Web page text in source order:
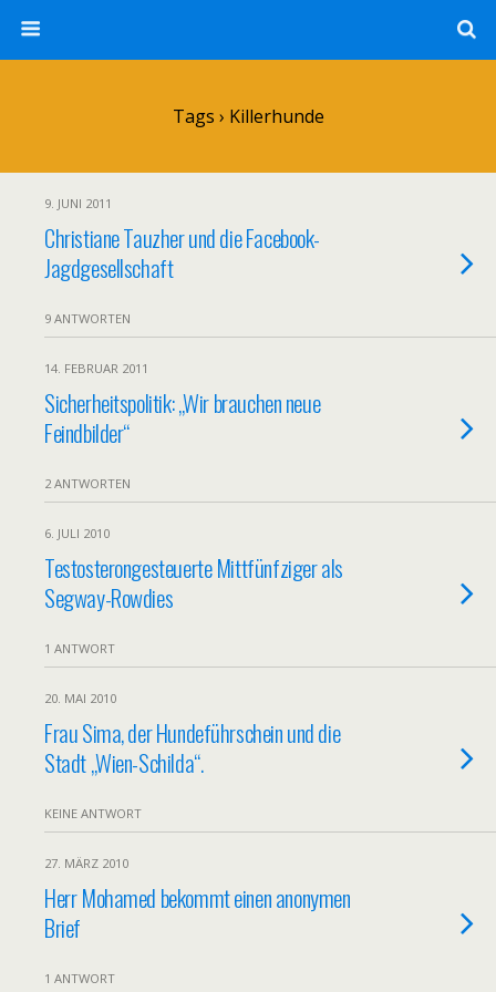
Tags › Killerhunde
9. JUNI 2011
Christiane Tauzher und die Facebook-
Jagdgesellschaft
9 ANTWORTEN
14. FEBRUAR 2011
Sicherheitspolitik: „Wir brauchen neue
Feindbilder“
2 ANTWORTEN
6. JULI 2010
Testosterongesteuerte Mittfünfziger als
Segway-Rowdies
1 ANTWORT
20. MAI 2010
Frau Sima, der Hundeführschein und die
Stadt „Wien-Schilda“.
KEINE ANTWORT
27. MÄRZ 2010
Herr Mohamed bekommt einen anonymen
Brief
1 ANTWORT